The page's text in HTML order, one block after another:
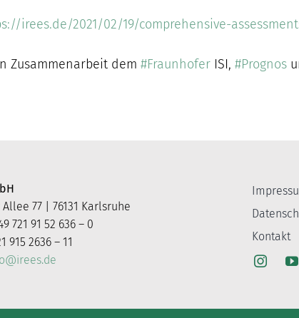
irees.de/2021/02/19/comprehensive-
Zusammenarbeit dem#Fraunhofer ISI,#Prognos
77 | 76131 Karlsruhe
721 91 52 636 – 0
915 2636 – 11
Kontakt